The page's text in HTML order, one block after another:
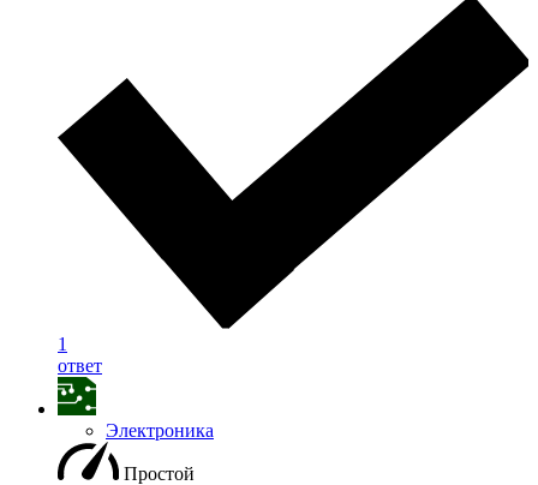
1
ответ
Электроника
Простой